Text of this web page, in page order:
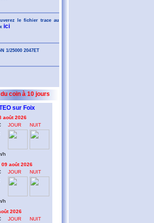
le fichier trace au
ici
1/25000 2047ET
coin à 10 jours
sur Foix
août 2026
JOUR
NUIT
h
09 août 2026
JOUR
NUIT
h
2026
JOUR NUIT